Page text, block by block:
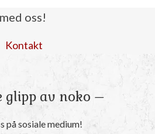
oss!
Kontakt
glipp av noko –
på sosiale medium!